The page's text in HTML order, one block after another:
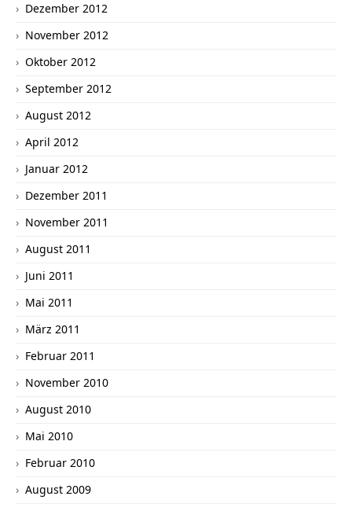
Dezember 2012
November 2012
Oktober 2012
September 2012
August 2012
April 2012
Januar 2012
Dezember 2011
November 2011
August 2011
Juni 2011
Mai 2011
März 2011
Februar 2011
November 2010
August 2010
Mai 2010
Februar 2010
August 2009